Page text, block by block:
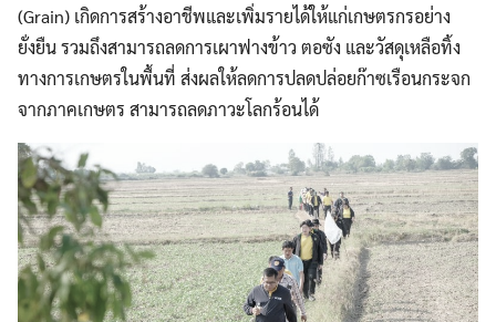
(Grain) เกิดการสร้างอาชีพและเพิ่มรายได้ให้แก่เกษตรกรอย่าง
ยั่งยืน รวมถึงสามารถลดการเผาฟางข้าว ตอซัง และวัสดุเหลือทิ้ง
ทางการเกษตรในพื้นที่ ส่งผลให้ลดการปลดปล่อยก๊าซเรือนกระจก
จากภาคเกษตร สามารถลดภาวะโลกร้อนได้